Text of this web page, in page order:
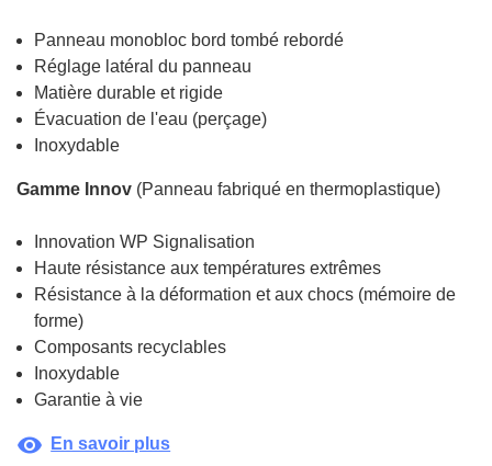
Panneau monobloc bord tombé rebordé
Réglage latéral du panneau
Matière durable et rigide
Évacuation de l'eau (perçage)
Inoxydable
Gamme Innov (Panneau fabriqué en thermoplastique)
Innovation WP Signalisation
Haute résistance aux températures extrêmes
Résistance à la déformation et aux chocs (mémoire de
forme)
Composants recyclables
Inoxydable
Garantie à vie
visibility En savoir plus